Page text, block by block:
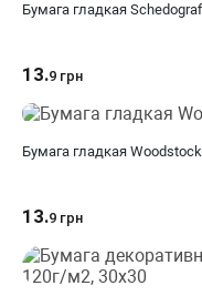
Бумага гладкая
13.9 грн
Бумага гладкая
13.9 грн